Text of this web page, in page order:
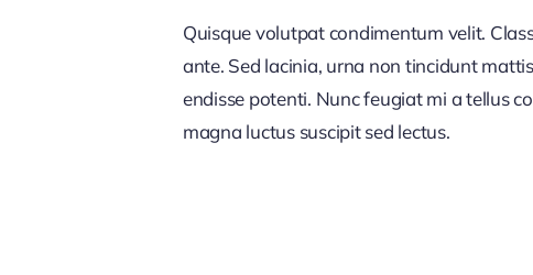
Quisque volutpat condimentum velit.
ante. Sed lacinia, urna non tincidunt
endisse potenti. Nunc feugiat mi a tellus
magna luctus suscipit sed lectus.